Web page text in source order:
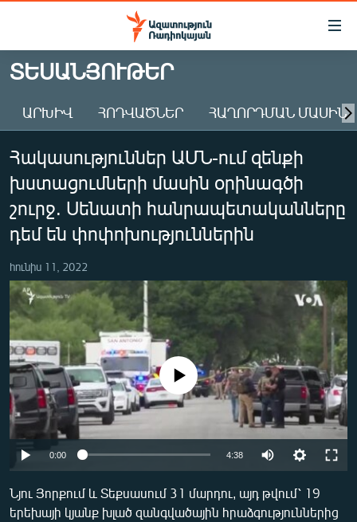
Մատչելիության
Անցնել
հիմնական
Անցնել
հիմնական
մենյուին
Որոնում
ԱԶԱՏՈՒԹՅՈՒՆ TV
ՀԱՅԱՍՏԱՆ
ԸՆՏՐՈՒԹՅՈՒՆՆԵՐ 2026
ԻՐԱՎՈՒՆՔ
ՀԱՍԱՐԱԿՈՒԹՅՈՒՆ
ՂԱՐԱԲԱՂ
ՊԱՏԵՐԱԶՄԻ 6 ՇԱԲԱԹՆԵՐԸ
ՏԱՐԱԾԱՇՐՋԱՆ
ՄԻՋԱԶԳԱՅԻՆ
ՄՇԱԿՈՒՅԹ
ՍՊՈՐՏ
ՄԵԿՆԱԲԱՆՈՒԹՅՈՒՆ
ՏՏ ԵՒ ԻՆՏԵՐՆԵՏ
ԿՈՐՈՆԱՎԻՐՈՒՍ
ՏԵՍԱՆՅՈՒԹԵՐ
ԱՐԽԻՎ ՀՈԴՎԱԾՆԵՐ ՀԱՂՈՐԴՄԱՆ ՄԱՍԻՆ
Հակասություններ ԱՄՆ-ում զենքի
խստացումների մասին օրինագծի
շուրջ. Սենատի հանրապետականները
դեմ են փոփոխություններին
հունիս 11, 2022
No media source currently available
0:00 4:38
360p
Նյու Յորքում և Տեքսասում 31 մարդու, այդ թվում՝ 19
երեխայի կյանք խլած զանգվածային հրաձգություններից